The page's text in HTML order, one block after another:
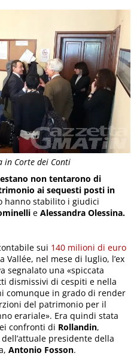
in Corte dei Conti
non tentarono di
ai sequesti posti in
hanno stabilito i giudici
e Alessandra Olessina.
sui 140 milioni di euro
Vallée, nel mese di luglio, l’ex
segnalato una «spiccata
dismissivi di cespiti e nella
comunque in grado di render
del patrimonio per il
erariale». Era quindi stata
confronti di Rollandin,
dell’attuale presidente della
Antonio Fosson.